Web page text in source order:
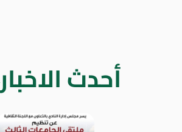
أحدث الاخبار